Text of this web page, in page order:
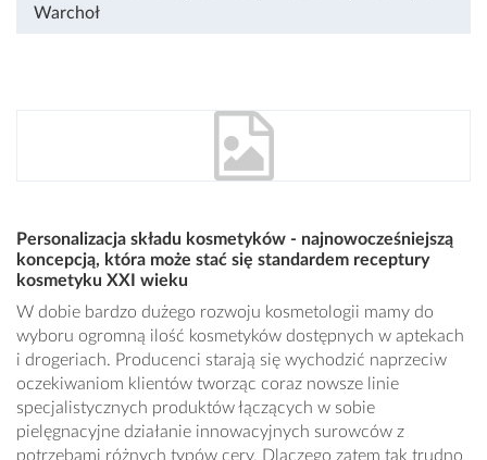
Warchoł
Personalizacja składu kosmetyków - najnowocześniejszą
koncepcją, która może stać się standardem receptury
kosmetyku XXI wieku
W dobie bardzo dużego rozwoju kosmetologii mamy do
wyboru ogromną ilość kosmetyków dostępnych w aptekach
i drogeriach. Producenci starają się wychodzić naprzeciw
oczekiwaniom klientów tworząc coraz nowsze linie
specjalistycznych produktów łączących w sobie
pielęgnacyjne działanie innowacyjnych surowców z
potrzebami różnych typów cery. Dlaczego zatem tak trudno